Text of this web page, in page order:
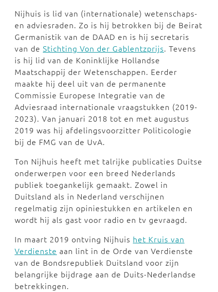
Nijhuis is lid van (internationale) wetenschaps-
en adviesraden. Zo is hij betrokken bij de Beirat
Germanistik van de DAAD en is hij secretaris
van de Stichting Von der Gablentzprijs. Tevens
is hij lid van de Koninklijke Hollandse
Maatschappij der Wetenschappen. Eerder
maakte hij deel uit van de permanente
Commissie Europese Integratie van de
Adviesraad internationale vraagstukken (2019-
2023). Van januari 2018 tot en met augustus
2019 was hij afdelingsvoorzitter Politicologie
bij de FMG van de UvA.
Ton Nijhuis heeft met talrijke publicaties Duitse
onderwerpen voor een breed Nederlands
publiek toegankelijk gemaakt. Zowel in
Duitsland als in Nederland verschijnen
regelmatig zijn opiniestukken en artikelen en
wordt hij als gast voor radio en tv gevraagd.
In maart 2019 ontving Nijhuis het Kruis van
Verdienste aan lint in de Orde van Verdienste
van de Bondsrepubliek Duitsland voor zijn
belangrijke bijdrage aan de Duits-Nederlandse
betrekkingen.